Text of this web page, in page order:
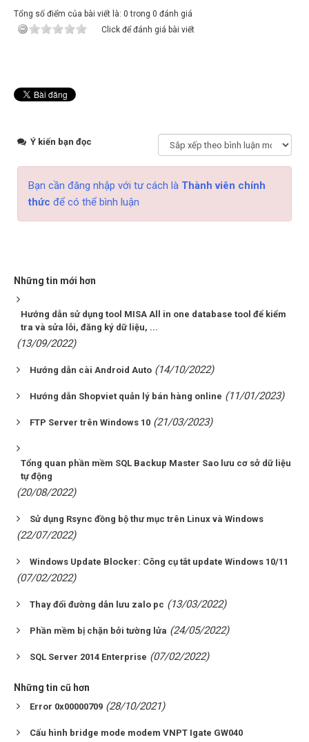
Tổng số điểm của bài viết là: 0 trong 0 đánh giá
Click để đánh giá bài viết
Ý kiến bạn đọc
Bạn cần đăng nhập với tư cách là Thành viên chính
thức để có thể bình luận
Những tin mới hơn
Hướng dẫn sử dụng tool MISA All in one database tool để kiểm
tra và sửa lỗi, đăng ký dữ liệu, ...
(13/09/2022)
Hướng dẫn cài Android Auto (14/10/2022)
Hướng dẫn Shopviet quản lý bán hàng online (11/01/2023)
FTP Server trên Windows 10 (21/03/2023)
Tổng quan phần mềm SQL Backup Master Sao lưu cơ sở dữ liệu
tự động
(20/08/2022)
Sử dụng Rsync đồng bộ thư mục trên Linux và Windows
(22/07/2022)
Windows Update Blocker: Công cụ tắt update Windows 10/11
(07/02/2022)
Thay đổi đường dẫn lưu zalo pc (13/03/2022)
Phần mềm bị chặn bởi tường lửa (24/05/2022)
SQL Server 2014 Enterprise (07/02/2022)
Những tin cũ hơn
Error 0x00000709 (28/10/2021)
Cấu hình bridge mode modem VNPT Igate GW040